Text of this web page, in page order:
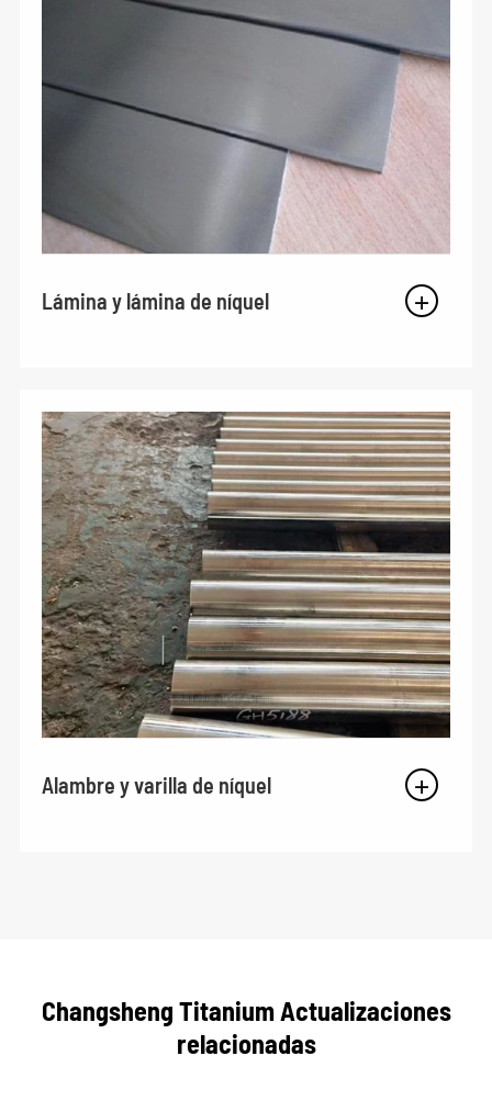
Lámina y lámina de níquel
Alambre y varilla de níquel
Changsheng Titanium Actualizaciones
relacionadas